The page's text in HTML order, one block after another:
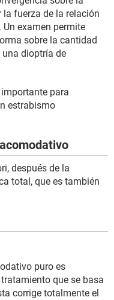
fuerza de la relación
examen permite
sobre la cantidad
dioptría de
para
estrabismo
después de la
total, que es también
puro es
que se basa
corrige totalmente el